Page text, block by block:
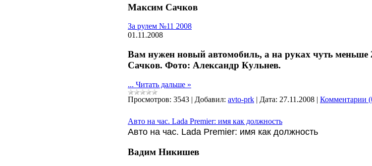
Максим Сачков
За рулем №11 2008
01.11.2008
Вам нужен новый автомобиль, а на руках чуть меньше
Сачков. Фото: Александр Кульнев.
... Читать дальше »
Просмотров: 3543 | Добавил: avto-prk | Дата: 27.11.2008 | Комментарии
Авто на час. Lada Premier: имя как должность
Авто на час. Lada Premier: имя как должность
Вадим Никишев